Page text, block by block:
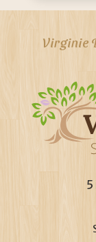
Virginie